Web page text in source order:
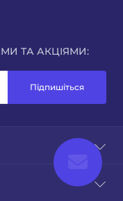
ТА АКЦІЯМИ:
Підпишіться